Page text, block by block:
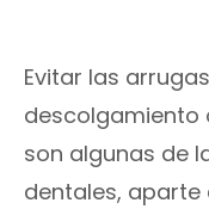
Evitar las
descolgamiento
son algunas de
dentales,